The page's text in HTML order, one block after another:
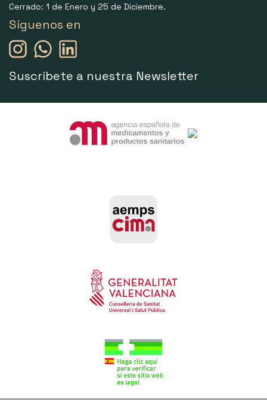
Cerrado: 1 de Enero y 25 de Diciembre.
Síguenos en
Suscríbete a nuestra Newsletter